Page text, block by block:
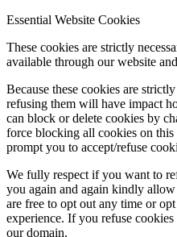
Essential Website Cookies
These cookies are strictly
available through our website
Because these cookies are
refusing them will have impact
can block or delete cookies by
force blocking all cookies on
prompt you to accept/refuse
We fully respect if you want to
you again and again kindly
are free to opt out any time or
experience. If you refuse
our domain.